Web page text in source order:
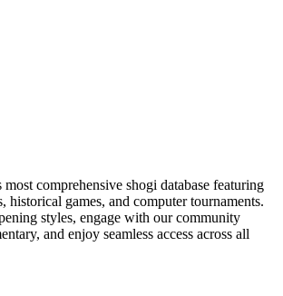
comprehensive shogi database featuring
historical games, and computer tournaments.
styles, engage with our community
and enjoy seamless access across all